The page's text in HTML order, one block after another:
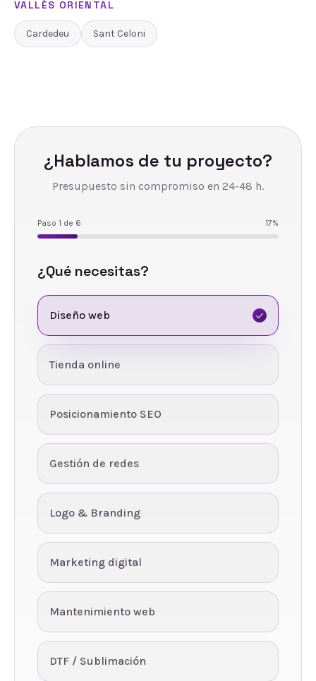
VALLÈS ORIENTAL
Cardedeu Sant Celoni
¿Hablamos de tu proyecto?
Presupuesto sin compromiso en 24-48 h.
Paso 1 de 6 17%
¿Qué necesitas?
Diseño web
Tienda online
Posicionamiento SEO
Gestión de redes
Logo & Branding
Marketing digital
Mantenimiento web
DTF / Sublimación